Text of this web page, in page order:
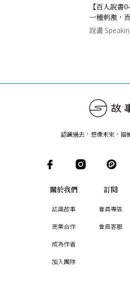
【百人說書
一種刺激，
說書
認識過去，想像未來 ， 描
關於我們
認識故事
商業合作
成為作者
加入團隊
訂閱
會員專區
會員客服